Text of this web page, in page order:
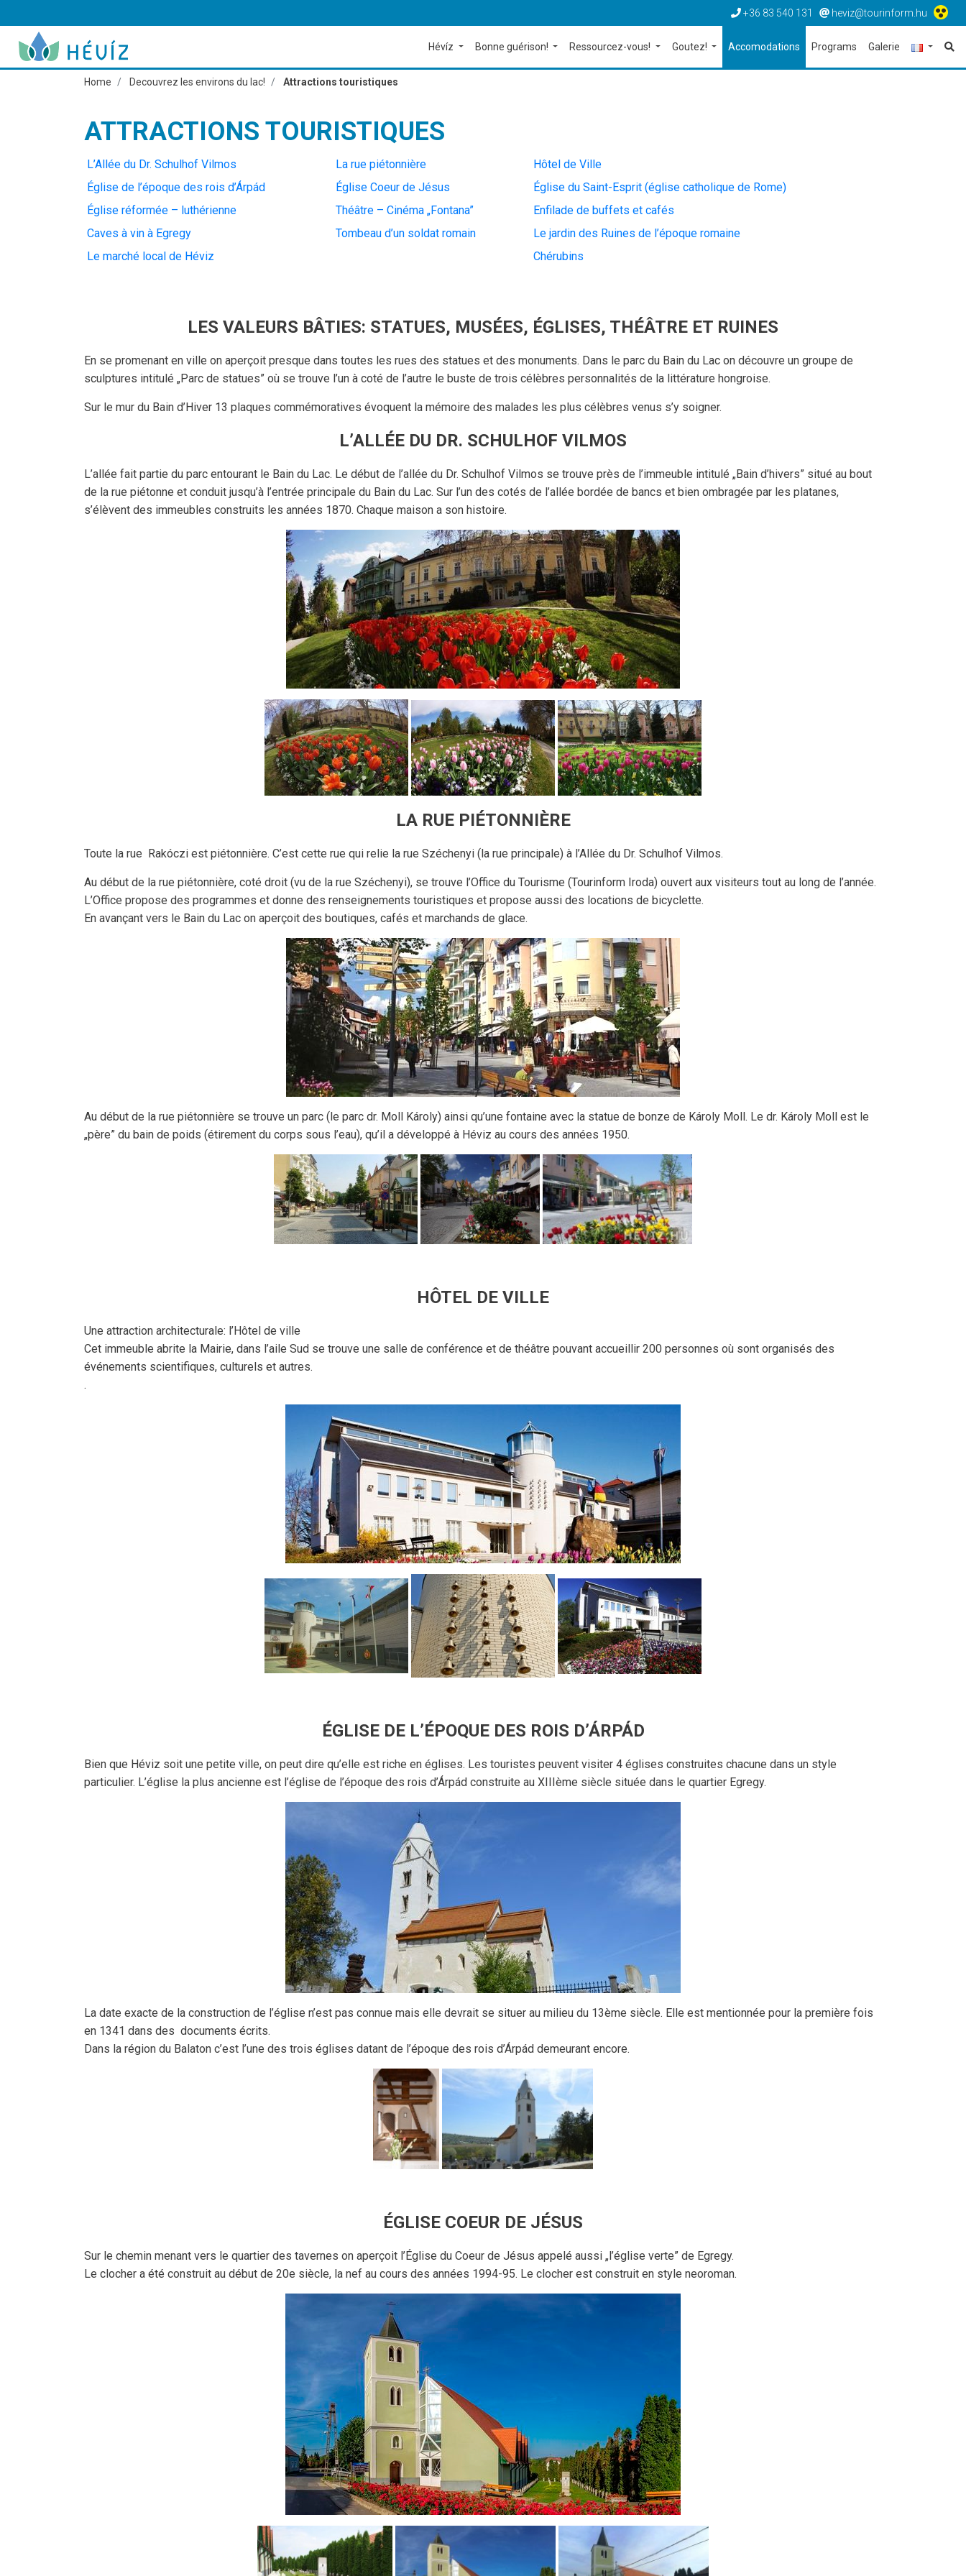
+36 83 540 131 heviz@tourinform.hu
Hévíz Bonne guérison! Ressourcez-vous! Goutez! Accomodations Programs Galerie
Home Decouvrez les environs du lac! Attractions touristiques
ATTRACTIONS TOURISTIQUES
L’Allée du Dr. Schulhof Vilmos La rue piétonnière
Hôtel de Ville
Église de l’époque des rois d’Árpád
Église Coeur de Jésus
Église du Saint-Esprit (église catholique de Rome)
Église réformée – luthérienne
Théâtre – Cinéma „Fontana”
Enfilade de buffets et cafés
Caves à vin à Egregy
Tombeau d’un soldat romain
Le jardin des Ruines de l’époque romaine
Le marché local de Héviz
Chérubins
LES VALEURS BÂTIES: STATUES, MUSÉES, ÉGLISES, THÉÂTRE ET RUINES
En se promenant en ville on aperçoit presque dans toutes les rues des statues et des monuments. Dans le parc du Bain du Lac on découvre un groupe de
sculptures intitulé „Parc de statues” où se trouve l’un à coté de l’autre le buste de trois célèbres personnalités de la littérature hongroise.
Sur le mur du Bain d’Hiver 13 plaques commémoratives évoquent la mémoire des malades les plus célèbres venus s’y soigner.
L’ALLÉE DU DR. SCHULHOF VILMOS
L’allée fait partie du parc entourant le Bain du Lac. Le début de l’allée du Dr. Schulhof Vilmos se trouve près de l’immeuble intitulé „Bain d’hivers” situé au bout
de la rue piétonne et conduit jusqu’à l’entrée principale du Bain du Lac. Sur l’un des cotés de l’allée bordée de bancs et bien ombragée par les platanes,
s’élèvent des immeubles construits les années 1870. Chaque maison a son histoire.
LA RUE PIÉTONNIÈRE
Toute la rue Rakóczi est piétonnière. C’est cette rue qui relie la rue Széchenyi (la rue principale) à l’Allée du Dr. Schulhof Vilmos.
Au début de la rue piétonnière, coté droit (vu de la rue Széchenyi), se trouve l’Office du Tourisme (Tourinform Iroda) ouvert aux visiteurs tout au long de l’année.
L’Office propose des programmes et donne des renseignements touristiques et propose aussi des locations de bicyclette.
En avançant vers le Bain du Lac on aperçoit des boutiques, cafés et marchands de glace.
Au début de la rue piétonnière se trouve un parc (le parc dr. Moll Károly) ainsi qu’une fontaine avec la statue de bonze de Károly Moll. Le dr. Károly Moll est le
„père” du bain de poids (étirement du corps sous l’eau), qu’il a développé à Héviz au cours des années 1950.
HÔTEL DE VILLE
Une attraction architecturale: l’Hôtel de ville
Cet immeuble abrite la Mairie, dans l’aile Sud se trouve une salle de conférence et de théâtre pouvant accueillir 200 personnes où sont organisés des
événements scientifiques, culturels et autres.
.
ÉGLISE DE L’ÉPOQUE DES ROIS D’ÁRPÁD
Bien que Héviz soit une petite ville, on peut dire qu’elle est riche en églises. Les touristes peuvent visiter 4 églises construites chacune dans un style
particulier. L’église la plus ancienne est l’église de l’époque des rois d’Árpád construite au XIIIème siècle située dans le quartier Egregy.
La date exacte de la construction de l’église n’est pas connue mais elle devrait se situer au milieu du 13ème siècle. Elle est mentionnée pour la première fois
en 1341 dans des documents écrits.
Dans la région du Balaton c’est l’une des trois églises datant de l’époque des rois d’Árpád demeurant encore.
ÉGLISE COEUR DE JÉSUS
Sur le chemin menant vers le quartier des tavernes on aperçoit l’Église du Coeur de Jésus appelé aussi „l’église verte” de Egregy.
Le clocher a été construit au début de 20e siècle, la nef au cours des années 1994-95. Le clocher est construit en style neoroman.